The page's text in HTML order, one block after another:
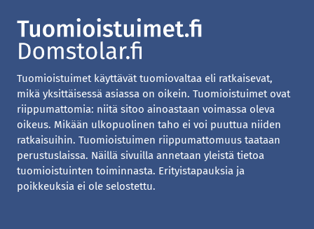
Tuomioistuimet käyttävät tuomiovaltaa eli ratkaisevat,
mikä yksittäisessä asiassa on oikein. Tuomioistuimet ovat
riippumattomia: niitä sitoo ainoastaan voimassa oleva
oikeus. Mikään ulkopuolinen taho ei voi puuttua niiden
ratkaisuihin. Tuomioistuimen riippumattomuus taataan
perustuslaissa. Näillä sivuilla annetaan yleistä tietoa
tuomioistuinten toiminnasta. Erityistapauksia ja
poikkeuksia ei ole selostettu.